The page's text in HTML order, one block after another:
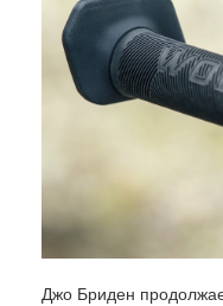
Джо Бриден